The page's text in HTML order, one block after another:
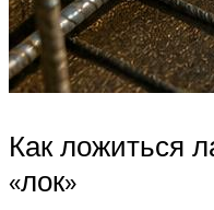
Как ложиться
«лок»